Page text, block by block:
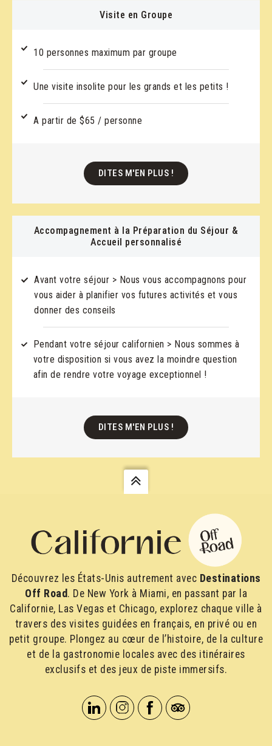
Visite en Groupe
10 personnes maximum par groupe
Une visite insolite pour les grands et les petits !
A partir de $65 / personne
DITES M'EN PLUS !
Accompagnement à la Préparation du Séjour &
Accueil personnalisé
Avant votre séjour > Nous vous accompagnons pour
vous aider à planifier vos futures activités et vous
donner des conseils
Pendant votre séjour californien > Nous sommes à
votre disposition si vous avez la moindre question
afin de rendre votre voyage exceptionnel !
DITES M'EN PLUS !
Découvrez les États-Unis autrement avec Destinations
Off Road. De New York à Miami, en passant par la
Californie, Las Vegas et Chicago, explorez chaque ville à
travers des visites guidées en français, en privé ou en
petit groupe. Plongez au cœur de l’histoire, de la culture
et de la gastronomie locales avec des itinéraires
exclusifs et des jeux de piste immersifs.